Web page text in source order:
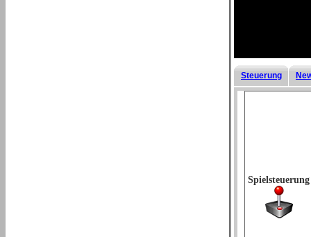
Steuerung
Spielsteuerung